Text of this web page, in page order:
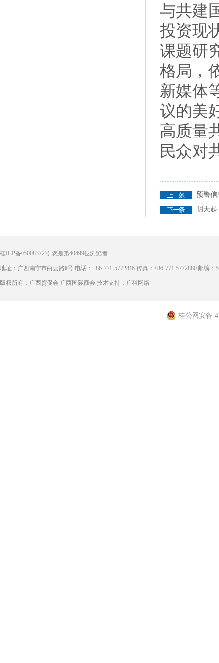
与共建
投资现
课题研
格局，
新媒体
议的美
高质量
民众对
预警信
明天起
桂ICP备05008372号 您是第40499位浏览者
地址：广西南宁市白云路6号 电话：+86-771-5772816 传真：+86-771-5772880 邮编：
版权所有：广西贸促会 广西国际商会 技术支持：广科网络
桂公网安备